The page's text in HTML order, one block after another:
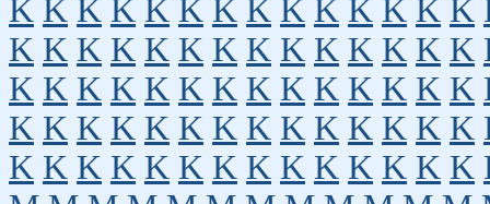
K K K K K K K K K K K K K K
K K K K K K K K K K K K K K
K K K K K K K K K K K K K K
K K K K K K K K K K K K K K
K K K K K K K K K K K K K K